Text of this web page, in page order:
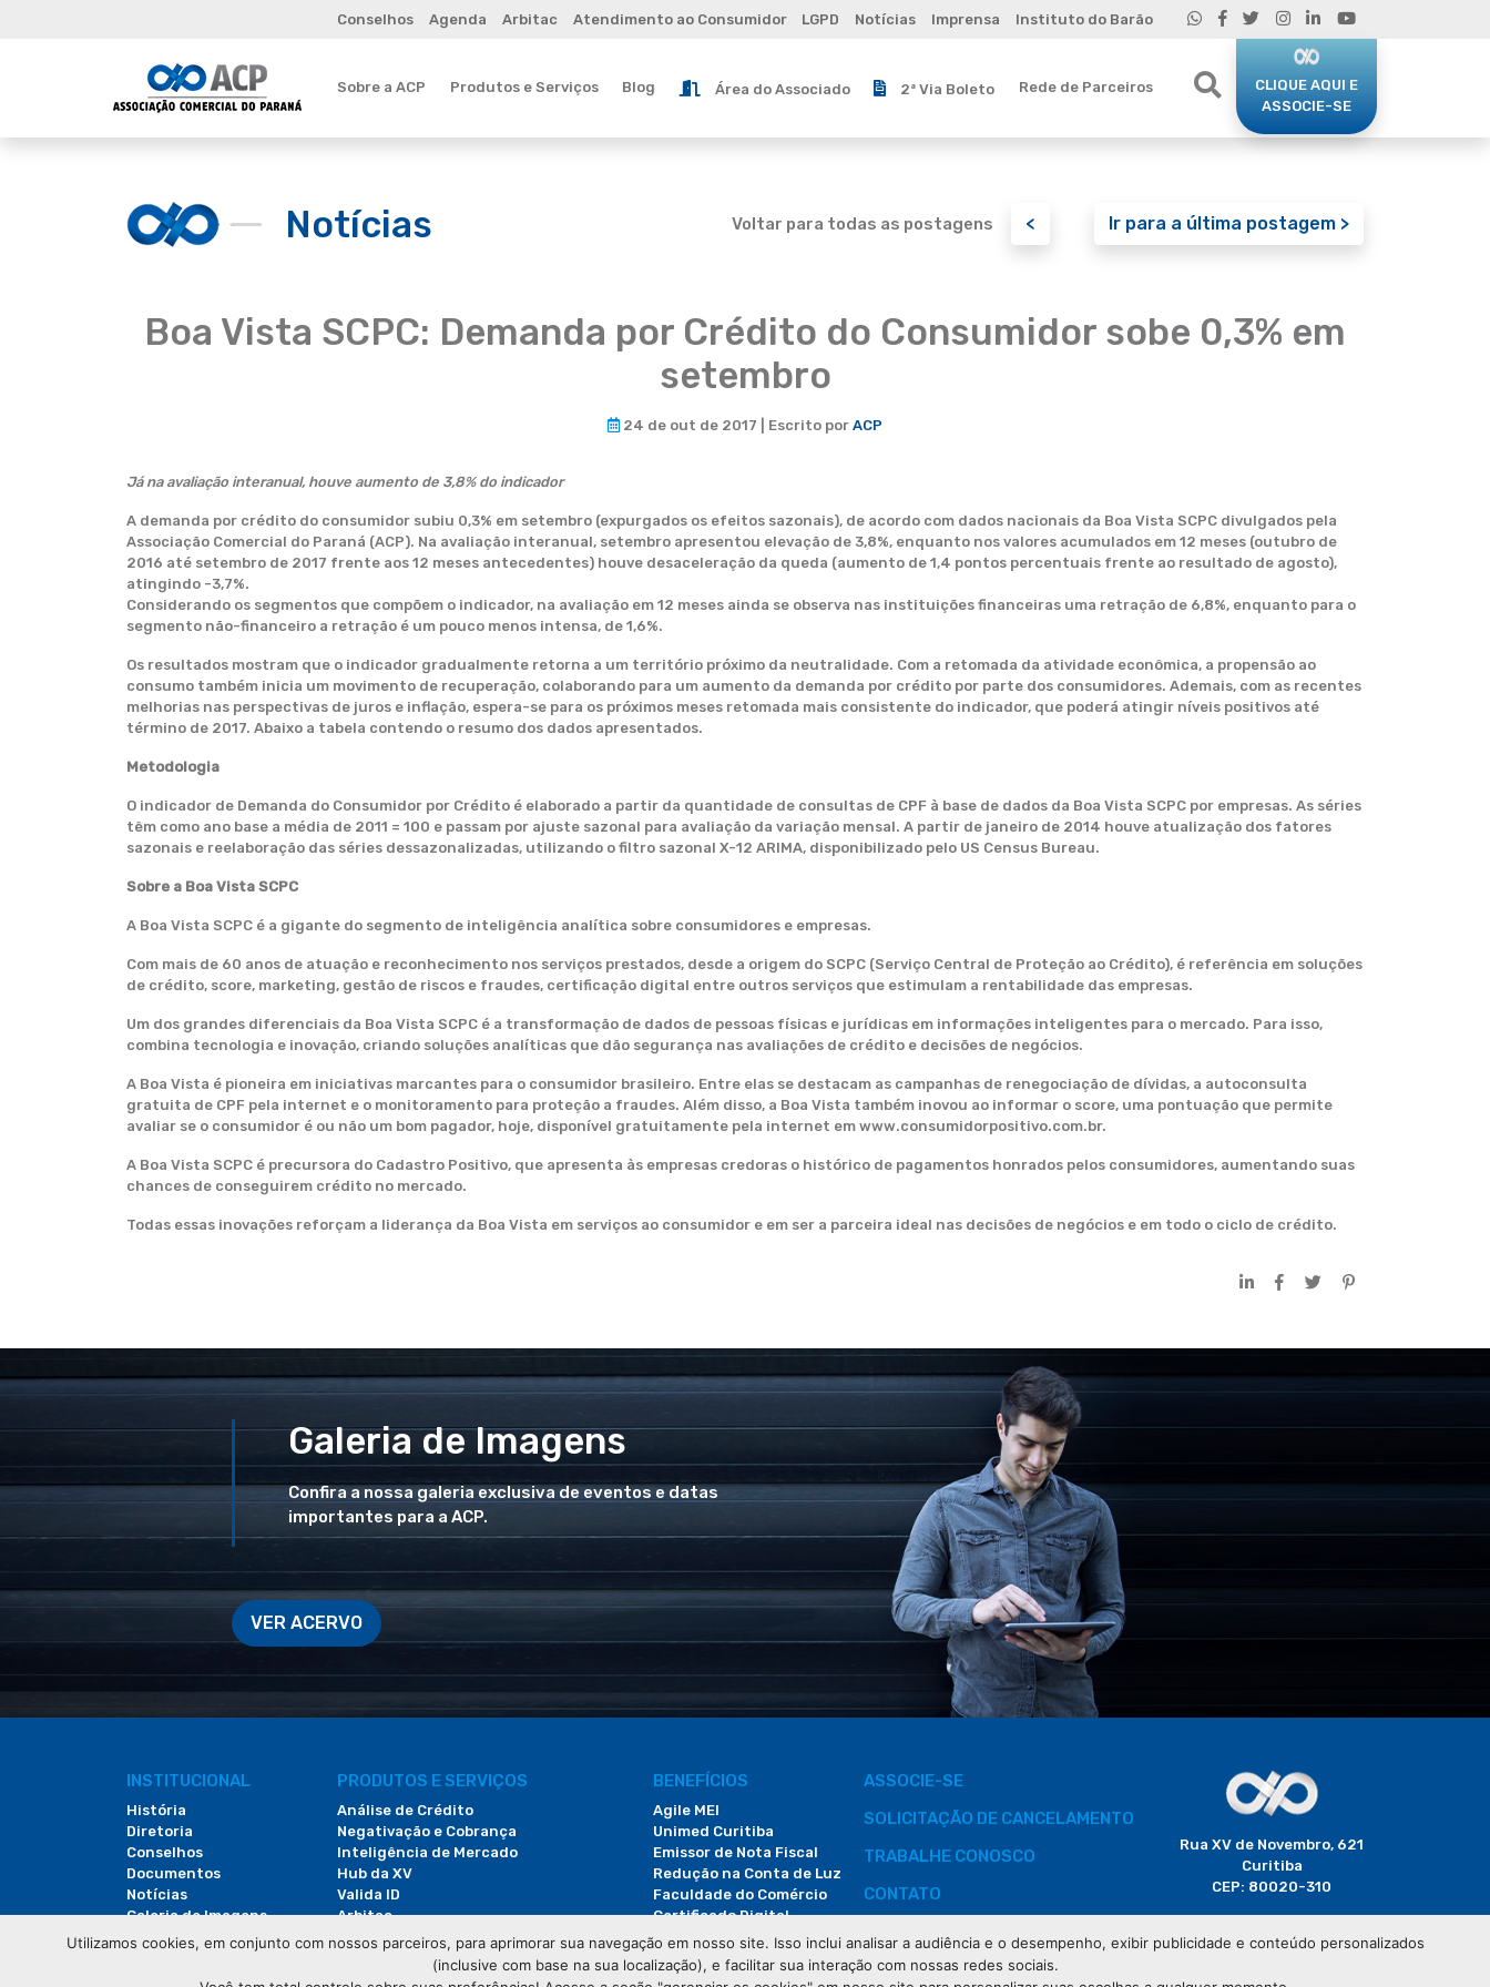
Conselhos Agenda Arbitac Atendimento ao Consumidor LGPD Notícias Imprensa Instituto do Barão
Sobre a ACP Produtos e Serviços Blog Área do Associado 2ª Via Boleto Rede de Parceiros
CLIQUE AQUI E
ASSOCIE-SE
Notícias Voltar para todas as postagens < Ir para a última postagem >
Boa Vista SCPC: Demanda por Crédito do Consumidor sobe 0,3% em
setembro
24 de out de 2017 | Escrito por ACP
Já na avaliação interanual, houve aumento de 3,8% do indicador
A demanda por crédito do consumidor subiu 0,3% em setembro (expurgados os efeitos sazonais), de acordo com dados nacionais da Boa Vista SCPC divulgados pela
Associação Comercial do Paraná (ACP). Na avaliação interanual, setembro apresentou elevação de 3,8%, enquanto nos valores acumulados em 12 meses (outubro de
2016 até setembro de 2017 frente aos 12 meses antecedentes) houve desaceleração da queda (aumento de 1,4 pontos percentuais frente ao resultado de agosto),
atingindo -3,7%.
Considerando os segmentos que compõem o indicador, na avaliação em 12 meses ainda se observa nas instituições financeiras uma retração de 6,8%, enquanto para o
segmento não-financeiro a retração é um pouco menos intensa, de 1,6%.
Os resultados mostram que o indicador gradualmente retorna a um território próximo da neutralidade. Com a retomada da atividade econômica, a propensão ao
consumo também inicia um movimento de recuperação, colaborando para um aumento da demanda por crédito por parte dos consumidores. Ademais, com as recentes
melhorias nas perspectivas de juros e inflação, espera-se para os próximos meses retomada mais consistente do indicador, que poderá atingir níveis positivos até
término de 2017. Abaixo a tabela contendo o resumo dos dados apresentados.
Metodologia
O indicador de Demanda do Consumidor por Crédito é elaborado a partir da quantidade de consultas de CPF à base de dados da Boa Vista SCPC por empresas. As séries
têm como ano base a média de 2011 = 100 e passam por ajuste sazonal para avaliação da variação mensal. A partir de janeiro de 2014 houve atualização dos fatores
sazonais e reelaboração das séries dessazonalizadas, utilizando o filtro sazonal X-12 ARIMA, disponibilizado pelo US Census Bureau.
Sobre a Boa Vista SCPC
A Boa Vista SCPC é a gigante do segmento de inteligência analítica sobre consumidores e empresas.
Com mais de 60 anos de atuação e reconhecimento nos serviços prestados, desde a origem do SCPC (Serviço Central de Proteção ao Crédito), é referência em soluções
de crédito, score, marketing, gestão de riscos e fraudes, certificação digital entre outros serviços que estimulam a rentabilidade das empresas.
Um dos grandes diferenciais da Boa Vista SCPC é a transformação de dados de pessoas físicas e jurídicas em informações inteligentes para o mercado. Para isso,
combina tecnologia e inovação, criando soluções analíticas que dão segurança nas avaliações de crédito e decisões de negócios.
A Boa Vista é pioneira em iniciativas marcantes para o consumidor brasileiro. Entre elas se destacam as campanhas de renegociação de dívidas, a autoconsulta
gratuita de CPF pela internet e o monitoramento para proteção a fraudes. Além disso, a Boa Vista também inovou ao informar o score, uma pontuação que permite
avaliar se o consumidor é ou não um bom pagador, hoje, disponível gratuitamente pela internet em www.consumidorpositivo.com.br.
A Boa Vista SCPC é precursora do Cadastro Positivo, que apresenta às empresas credoras o histórico de pagamentos honrados pelos consumidores, aumentando suas
chances de conseguirem crédito no mercado.
Todas essas inovações reforçam a liderança da Boa Vista em serviços ao consumidor e em ser a parceira ideal nas decisões de negócios e em todo o ciclo de crédito.
Galeria de Imagens
Confira a nossa galeria exclusiva de eventos e datas
importantes para a ACP.
VER ACERVO
INSTITUCIONAL
História
Diretoria
Conselhos
Documentos
Notícias
Galeria de Imagens
Revista do Comércio
PRODUTOS E SERVIÇOS
Análise de Crédito
Negativação e Cobrança
Inteligência de Mercado
Hub da XV
Valida ID
Arbitac
Locação de Espaços
BENEFÍCIOS
Agile MEI
Unimed Curitiba
Emissor de Nota Fiscal
Redução na Conta de Luz
Faculdade do Comércio
Certificado Digital
ASSOCIE-SE
SOLICITAÇÃO DE CANCELAMENTO
TRABALHE CONOSCO
CONTATO
DEMANDAS JUDICIAIS
Rua XV de Novembro, 621
Curitiba
CEP: 80020-310
(41) 3320-2929
Utilizamos cookies, em conjunto com nossos parceiros, para aprimorar sua navegação em nosso site. Isso inclui analisar a audiência e o desempenho, exibir publicidade e conteúdo personalizados
(inclusive com base na sua localização), e facilitar sua interação com nossas redes sociais.